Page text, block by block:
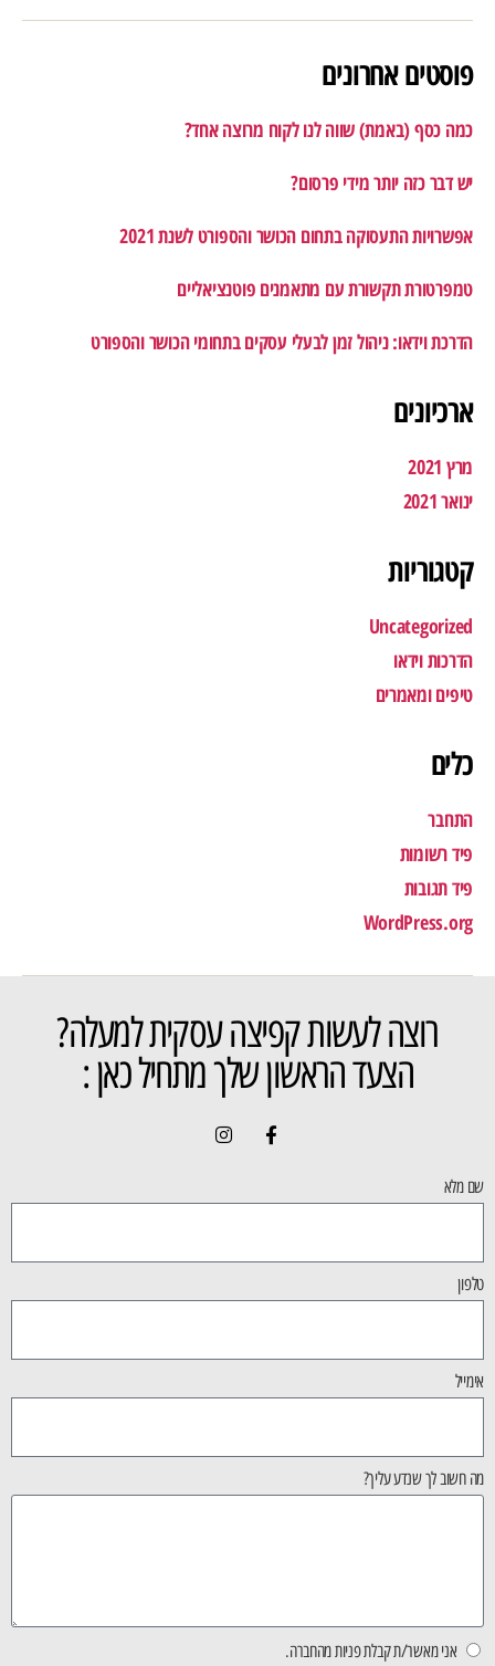
פוסטים אחרונים
כמה כסף (באמת) שווה לנו לקוח מרוצה אחד?
יש דבר כזה יותר מידי פרסום?
אפשרויות התעסוקה בתחום הכושר והספורט לשנת 2021
טמפרטורת תקשורת עם מתאמנים פוטנציאליים
הדרכת וידאו: ניהול זמן לבעלי עסקים בתחומי הכושר והספורט
ארכיונים
מרץ 2021
ינואר 2021
קטגוריות
Uncategorized
הדרכות וידאו
טיפים ומאמרים
כלים
התחבר
פיד רשומות
פיד תגובות
WordPress.org
רוצה לעשות קפיצה עסקית למעלה?
הצעד הראשון שלך מתחיל כאן :
שם מלא
טלפון
אימייל
מה חשוב לך שנדע עליך?
אני מאשר/ת קבלת פניות מהחברה.